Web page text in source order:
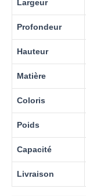
Largeur
Profondeur
Hauteur
Matière
Coloris
Poids
Capacité
Livraison